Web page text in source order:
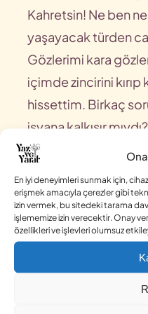
En iyi deneyimleri sunmak için,
erişmek amacıyla çerezler gibi
izin vermek, bu sitedeki tarama
işlememize izin verecektir. Onay
özellikleri ve işlevleri olumsuz
Kahretsin! Ne ben
yaşayacak türden
Gözlerimi kara
içimde zincirini kırıp
hissettim. Birkaç
isyana kalkışır
mı?” yok bu saçma
Gözlerini devirerek
Bilmiyorum
olmayan sen dilinde
Fikrimce yüz yıla
değildi. Sana